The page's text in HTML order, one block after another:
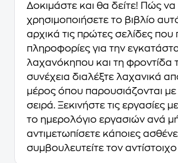
Δοκιμάστε και θα δείτε! Πώς να
χρησιμοποιήσετε το βιβλίο
αρχικά τις πρώτες σελίδες που
πληροφορίες για την
λαχανόκηπου και τη φροντίδα
συνέχεια διαλέξτε λαχανικά
μέρος όπου παρουσιάζονται
σειρά. Ξεκινήστε τις εργασίες
το ημερολόγιο εργασιών ανά
αντιμετωπίσετε κάποιες
συμβουλευτείτε τον